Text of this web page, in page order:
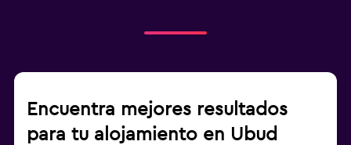
Encuentra mejores resultados
para tu alojamiento en Ubud